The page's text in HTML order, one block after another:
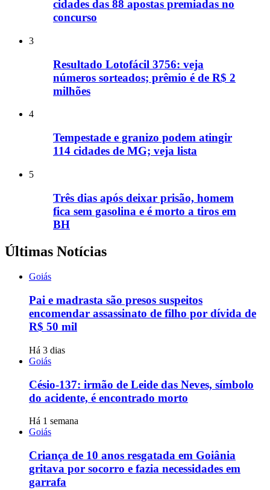
cidades das 88 apostas premiadas no
concurso
3
Resultado Lotofácil 3756: veja
números sorteados; prêmio é de R$ 2
milhões
4
Tempestade e granizo podem atingir
114 cidades de MG; veja lista
5
Três dias após deixar prisão, homem
fica sem gasolina e é morto a tiros em
BH
Últimas Notícias
Goiás
Pai e madrasta são presos suspeitos
encomendar assassinato de filho por dívida de
R$ 50 mil
Há 3 dias
Goiás
Césio-137: irmão de Leide das Neves, símbolo
do acidente, é encontrado morto
Há 1 semana
Goiás
Criança de 10 anos resgatada em Goiânia
gritava por socorro e fazia necessidades em
garrafa